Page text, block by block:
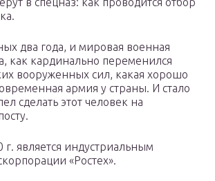
два года, и мировая военная
как кардинально переменился
вооруженных сил, какая хорошо
армия у страны. И стало
сделать этот человек на
г. является индустриальным
«Ростех».